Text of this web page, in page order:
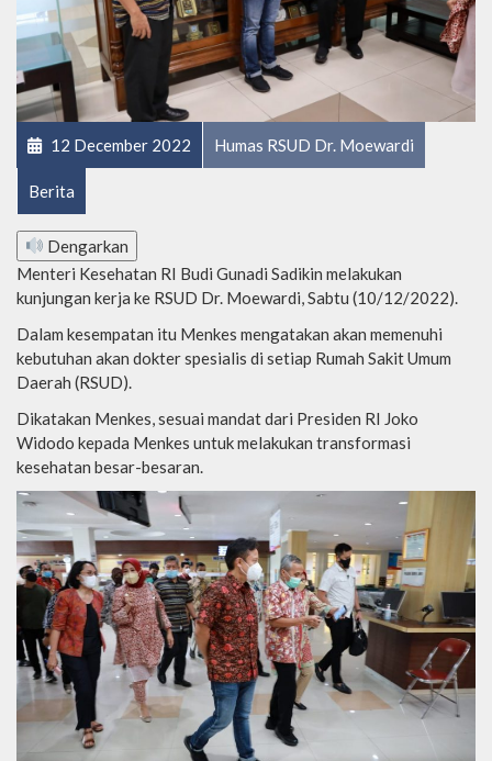
12 December 2022 Humas RSUD Dr. Moewardi
Berita
Dengarkan
Menteri Kesehatan RI Budi Gunadi Sadikin melakukan
kunjungan kerja ke RSUD Dr. Moewardi, Sabtu (10/12/2022).
Dalam kesempatan itu Menkes mengatakan akan memenuhi
kebutuhan akan dokter spesialis di setiap Rumah Sakit Umum
Daerah (RSUD).
Dikatakan Menkes, sesuai mandat dari Presiden RI Joko
Widodo kepada Menkes untuk melakukan transformasi
kesehatan besar-besaran.